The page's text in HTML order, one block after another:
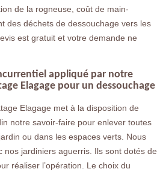
de la rogneuse, coût de main-
des déchets de dessouchage vers les
est gratuit et votre demande ne
appliqué par notre
Elagage pour un dessouchage
Elagage met à la disposition de
notre savoir-faire pour enlever toutes
ou dans les espaces verts. Nous
nos jardiniers aguerris. Ils sont dotés de
réaliser l’opération. Le choix du